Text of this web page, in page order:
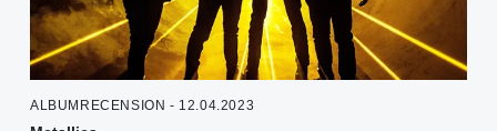
ALBUMRECENSION - 12.04.2023